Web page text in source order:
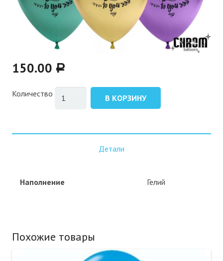
150.00 Р
Количество В КОРЗИНУ
Детали
Наполнение Гелий
Похожие товары